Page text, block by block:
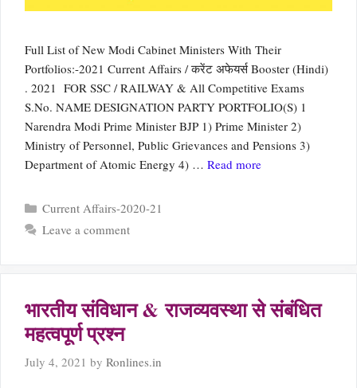
Full List of New Modi Cabinet Ministers With Their
Portfolios:-2021 Current Affairs / करेंट अफेयर्स Booster (Hindi)
. 2021 FOR SSC / RAILWAY & All Competitive Exams
S.No. NAME DESIGNATION PARTY PORTFOLIO(S) 1
Narendra Modi Prime Minister BJP 1) Prime Minister 2)
Ministry of Personnel, Public Grievances and Pensions 3)
Department of Atomic Energy 4) … Read more
Categories
Current Affairs-2020-21
Leave a comment
भारतीय संविधान & राजव्यवस्था से संबंधित
महत्वपूर्ण प्रश्न
July 4, 2021 by Ronlines.in